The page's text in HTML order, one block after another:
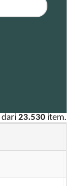
dari 23.530 item.